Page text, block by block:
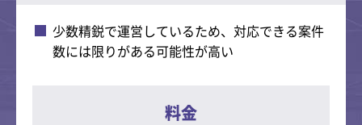
少数精鋭で運営しているため、対応できる案件
数には限りがある可能性が高い
料金